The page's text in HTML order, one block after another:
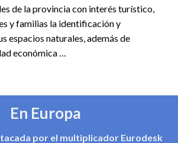
de la provincia con interés turístico,
y familias la identificación y
espacios naturales, además de
económica …
En Europa
por el multiplicador Eurodesk